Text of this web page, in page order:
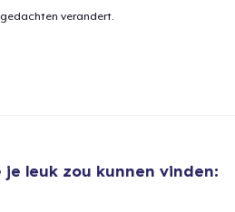
verandert.
je leuk zou kunnen vinden: